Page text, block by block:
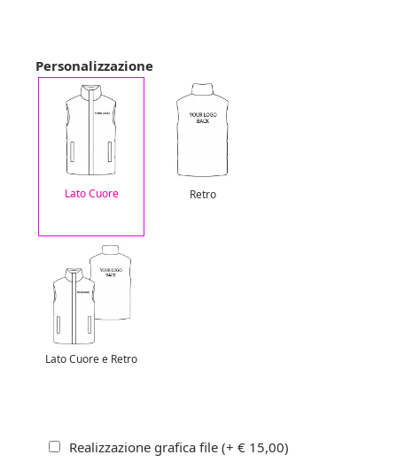
Personalizzazione
Lato Cuore Retro
Lato Cuore e Retro
Realizzazione grafica file (+ € 15,00)